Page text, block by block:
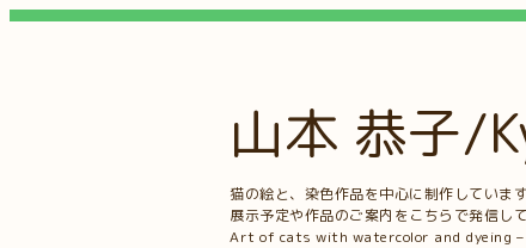
山本 恭子/
猫の絵と、染色作品を中心に制作しています
展示予定や作品のご案内をこちらで発信して
Art of cats with watercolor and dyeing –